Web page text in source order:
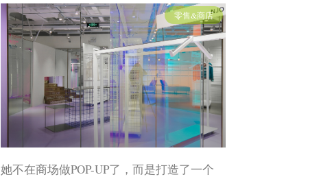
零售&商店
她不在商场做POP-UP了，而是打造了一个